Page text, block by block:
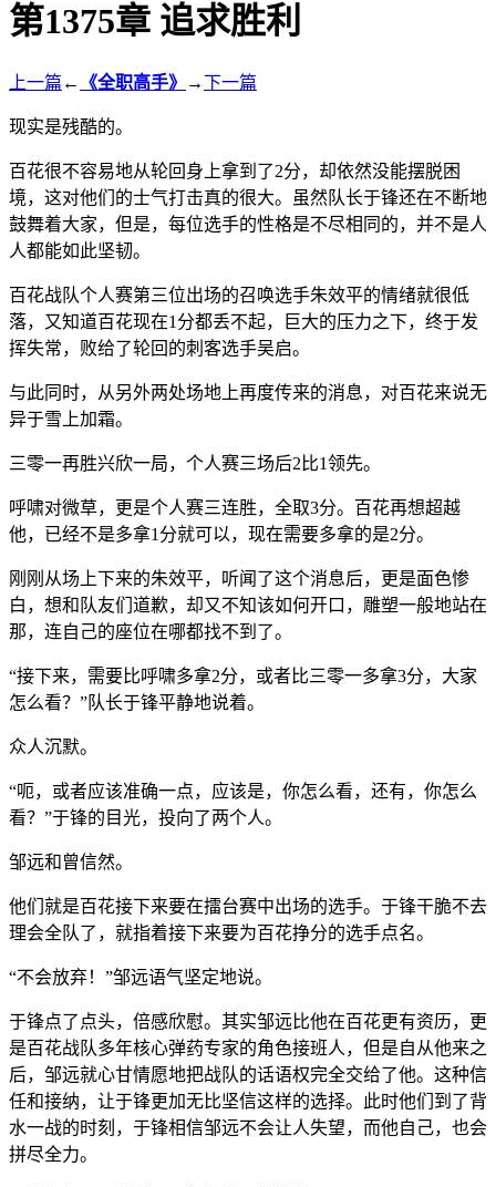
第1375章 追求胜利
上一篇 ← 《全职高手》 →下一篇
现实是残酷的。
百花很不容易地从轮回身上拿到了2分，却依然没能摆脱困
境，这对他们的士气打击真的很大。虽然队长于锋还在不断地
鼓舞着大家，但是，每位选手的性格是不尽相同的，并不是人
人都能如此坚韧。
百花战队个人赛第三位出场的召唤选手朱效平的情绪就很低
落，又知道百花现在1分都丢不起，巨大的压力之下，终于发
挥失常，败给了轮回的刺客选手吴启。
与此同时，从另外两处场地上再度传来的消息，对百花来说无
异于雪上加霜。
三零一再胜兴欣一局，个人赛三场后2比1领先。
呼啸对微草，更是个人赛三连胜，全取3分。百花再想超越
他，已经不是多拿1分就可以，现在需要多拿的是2分。
刚刚从场上下来的朱效平，听闻了这个消息后，更是面色惨
白，想和队友们道歉，却又不知该如何开口，雕塑一般地站在
那，连自己的座位在哪都找不到了。
“接下来，需要比呼啸多拿2分，或者比三零一多拿3分，大家
怎么看？”队长于锋平静地说着。
众人沉默。
“呃，或者应该准确一点，应该是，你怎么看，还有，你怎么
看？”于锋的目光，投向了两个人。
邹远和曾信然。
他们就是百花接下来要在擂台赛中出场的选手。于锋干脆不去
理会全队了，就指着接下来要为百花挣分的选手点名。
“不会放弃！”邹远语气坚定地说。
于锋点了点头，倍感欣慰。其实邹远比他在百花更有资历，更
是百花战队多年核心弹药专家的角色接班人，但是自从他来之
后，邹远就心甘情愿地把战队的话语权完全交给了他。这种信
任和接纳，让于锋更加无比坚信这样的选择。此时他们到了背
水一战的时刻，于锋相信邹远不会让人失望，而他自己，也会
拼尽全力。